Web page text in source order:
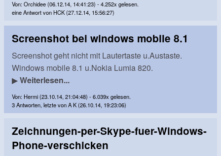
Von: Orchidee (06.12.14, 14:41:23) - 4.252x gelesen.
eine Antwort von HCK (27.12.14, 15:56:27)
Screenshot bei windows mobile 8.1
Screenshot geht nicht mit Lautertaste u.Austaste.
Windows mobile 8.1 u.Nokia Lumia 820.
▶Weiterlesen...
Von: Hermi (23.10.14, 21:04:48) - 6.039x gelesen.
3 Antworten, letzte von A K (26.10.14, 19:23:06)
Zeichnungen-per-Skype-fuer-Windows-
Phone-verschicken